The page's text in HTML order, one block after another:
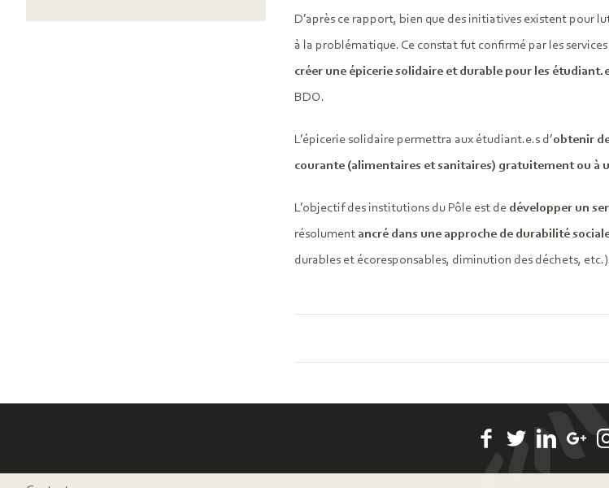
D’après ce rapport, bien que des initiatives existent pour
à la problématique. Ce constat fut confirmé par les
créer une épicerie solidaire et durable pour les
BDO.
L’épicerie solidaire permettra aux étudiant.e.s d’obtenir
courante (alimentaires et sanitaires) gratuitement ou à
L’objectif des institutions du Pôle est de développer un
résolument ancré dans une approche de durabilité
durables et écoresponsables, diminution des déchets,